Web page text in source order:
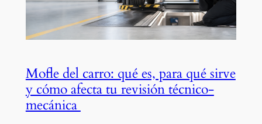
Mofle del carro: qué es, para qué sirve
y cómo afecta tu revisión técnico-
mecánica